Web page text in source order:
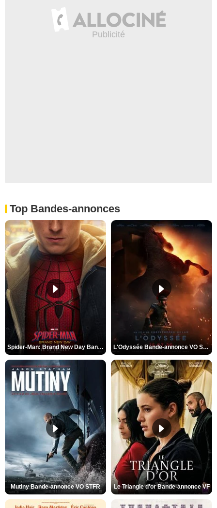
Top Bandes-annonces
Spider-Man: Brand New Day Bande-annonce VO STFR L'Odyssée Bande-annonce VO STFR
Mutiny Bande-annonce VO STFR Le Triangle d'or Bande-annonce VF